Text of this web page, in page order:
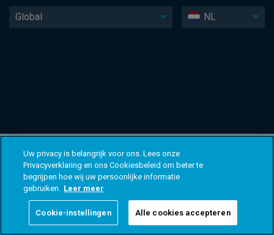
Global NL
Uw privacy is belangrijk voor ons. Lees onze
Privacyverklaring en ons Cookiesbeleid om beter te
begrijpen hoe wij uw persoonlijke informatie
gebruiken. Leer meer
Cookie-instellingen Alle cookies accepteren